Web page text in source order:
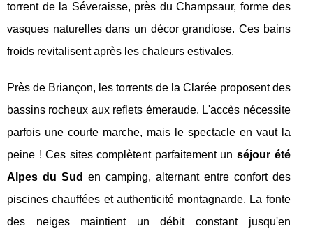
torrent de la Séveraisse, près du Champsaur, forme des
vasques naturelles dans un décor grandiose. Ces bains
froids revitalisent après les chaleurs estivales.
Près de Briançon, les torrents de la Clarée proposent des
bassins rocheux aux reflets émeraude. L'accès nécessite
parfois une courte marche, mais le spectacle en vaut la
peine ! Ces sites complètent parfaitement unséjour été
Alpes du Sud en camping, alternant entre confort des
piscines chauffées et authenticité montagnarde. La fonte
des neiges maintient un débit constant jusqu'en